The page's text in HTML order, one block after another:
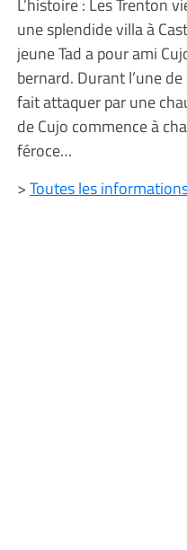
une splendide villa à
jeune Tad a pour ami
bernard. Durant l’une
fait attaquer par une
de Cujo commence à
féroce…
>Toutes les